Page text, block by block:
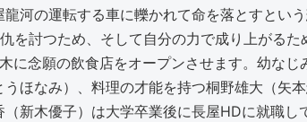
河の運転する車に轢かれて命を落とすとい
を討つため、そして自分の力で成り上がるた
に念願の飲食店をオープンさせます。幼な
ほなみ）、料理の才能を持つ桐野雄大（矢
新木優子）は大学卒業後に長屋HDに就職